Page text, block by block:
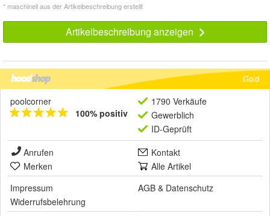
* maschinell aus der Artikelbeschreibung erstellt
Artikelbeschreibung anzeigen
Gold
poolcorner
100% positiv
1790 Verkäufe
Gewerblich
ID-Geprüft
Anrufen
Kontakt
Merken
Alle Artikel
Impressum
AGB & Datenschutz
Widerrufsbelehrung